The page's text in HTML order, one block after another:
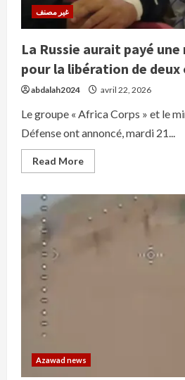
غير مصنف
La Russie aurait payé une
pour la libération de deux
abdalah2024 avril 22, 2026
Le groupe « Africa Corps » et le
Défense ont annoncé, mardi 21...
Read MoreRead
more
aurait
payé
Azawad news